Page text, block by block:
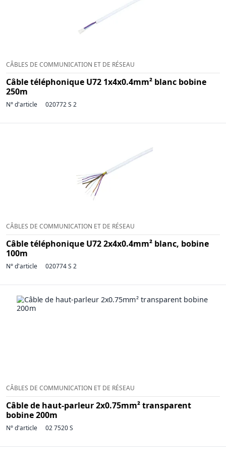
CÂBLES DE COMMUNICATION ET DE RÉSEAU
Câble téléphonique U72 1x4x0.4mm² blanc bobine
250m
N° d'article 020772 S 2
CÂBLES DE COMMUNICATION ET DE RÉSEAU
Câble téléphonique U72 2x4x0.4mm² blanc, bobine
100m
N° d'article 020774 S 2
CÂBLES DE COMMUNICATION ET DE RÉSEAU
Câble de haut-parleur 2x0.75mm² transparent
bobine 200m
N° d'article 02 7520 S